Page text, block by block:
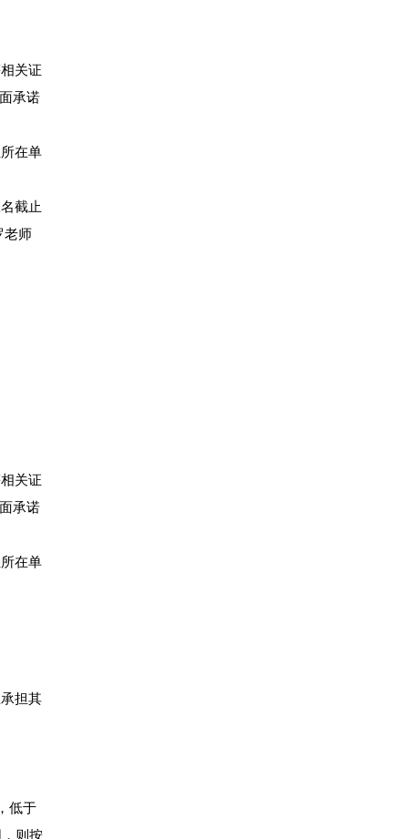
关证
承诺
在单
截止
老师
关证
承诺
在单
担其
低于
则按